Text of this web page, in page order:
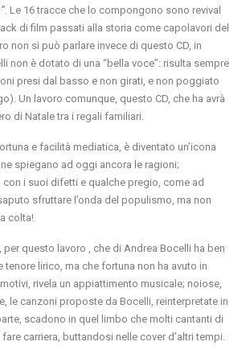
Le 16 tracce che lo compongono sono revival
di film passati alla storia come capolavori del
non si può parlare invece di questo CD, in
non è dotato di una “bella voce”: risulta sempre
presi dal basso e non girati, e non poggiato
Un lavoro comunque, questo CD, che ha avrà
di Natale tra i regali familiari.
e facilità mediatica, è diventato un’icona
spiegano ad oggi ancora le ragioni;
con i suoi difetti e qualche pregio, come ad
sfruttare l’onda del populismo, ma non
colta!
questo lavoro , che di Andrea Bocelli ha ben
lirico, ma che fortuna non ha avuto in
rivela un appiattimento musicale; noiose,
le canzoni proposte da Bocelli, reinterpretate in
scadono in quel limbo che molti cantanti di
carriera, buttandosi nelle cover d’altri tempi.